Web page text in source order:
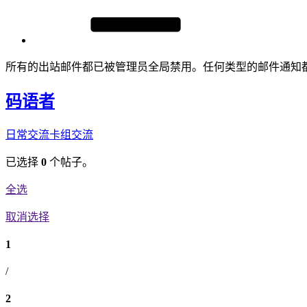
所有的出站邮件都已被管理员全局禁用。任何类型的邮件通知
码语者
日常交流卡组交流
已选择 0 个帖子。
全选
取消选择
1
/
2